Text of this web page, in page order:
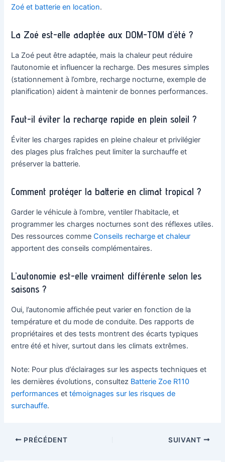
Zoé et batterie en location.
La Zoé est-elle adaptée aux DOM-TOM d’été ?
La Zoé peut être adaptée, mais la chaleur peut réduire
l’autonomie et influencer la recharge. Des mesures simples
(stationnement à l’ombre, recharge nocturne, exemple de
planification) aident à maintenir de bonnes performances.
Faut-il éviter la recharge rapide en plein soleil ?
Éviter les charges rapides en pleine chaleur et privilégier
des plages plus fraîches peut limiter la surchauffe et
préserver la batterie.
Comment protéger la batterie en climat tropical ?
Garder le véhicule à l’ombre, ventiler l’habitacle, et
programmer les charges nocturnes sont des réflexes utiles.
Des ressources commeConseils recharge et chaleur
apportent des conseils complémentaires.
L’autonomie est-elle vraiment différente selon les
saisons ?
Oui, l’autonomie affichée peut varier en fonction de la
température et du mode de conduite. Des rapports de
propriétaires et des tests montrent des écarts typiques
entre été et hiver, surtout dans les climats extrêmes.
Note: Pour plus d’éclairages sur les aspects techniques et
les dernières évolutions, consultez Batterie Zoe R110
performances ettémoignages sur les risques de
surchauffe.
NavigationPRÉCÉDENT SUIVANT